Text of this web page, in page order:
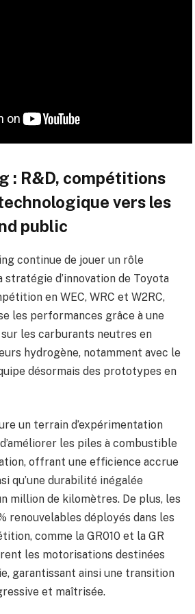
: R&D, compétitions
vers les
public
continue de jouer un rôle
stratégie d’innovation de Toyota
en WEC, WRC et W2RC,
les performances grâce à une
les carburants neutres en
hydrogène, notamment avec le
désormais des prototypes en
un terrain d’expérimentation
les piles à combustible
offrant une efficience accrue
qu’une durabilité inégalée
million de kilomètres. De plus, les
renouvelables déployés dans les
comme la GR010 et la GR
les motorisations destinées
garantissant ainsi une transition
et maîtrisée.